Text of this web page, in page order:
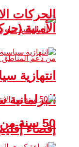
إقصاء
الحركات
الأمنية
انتهازية
50 سنة من الانتظار وما بعد